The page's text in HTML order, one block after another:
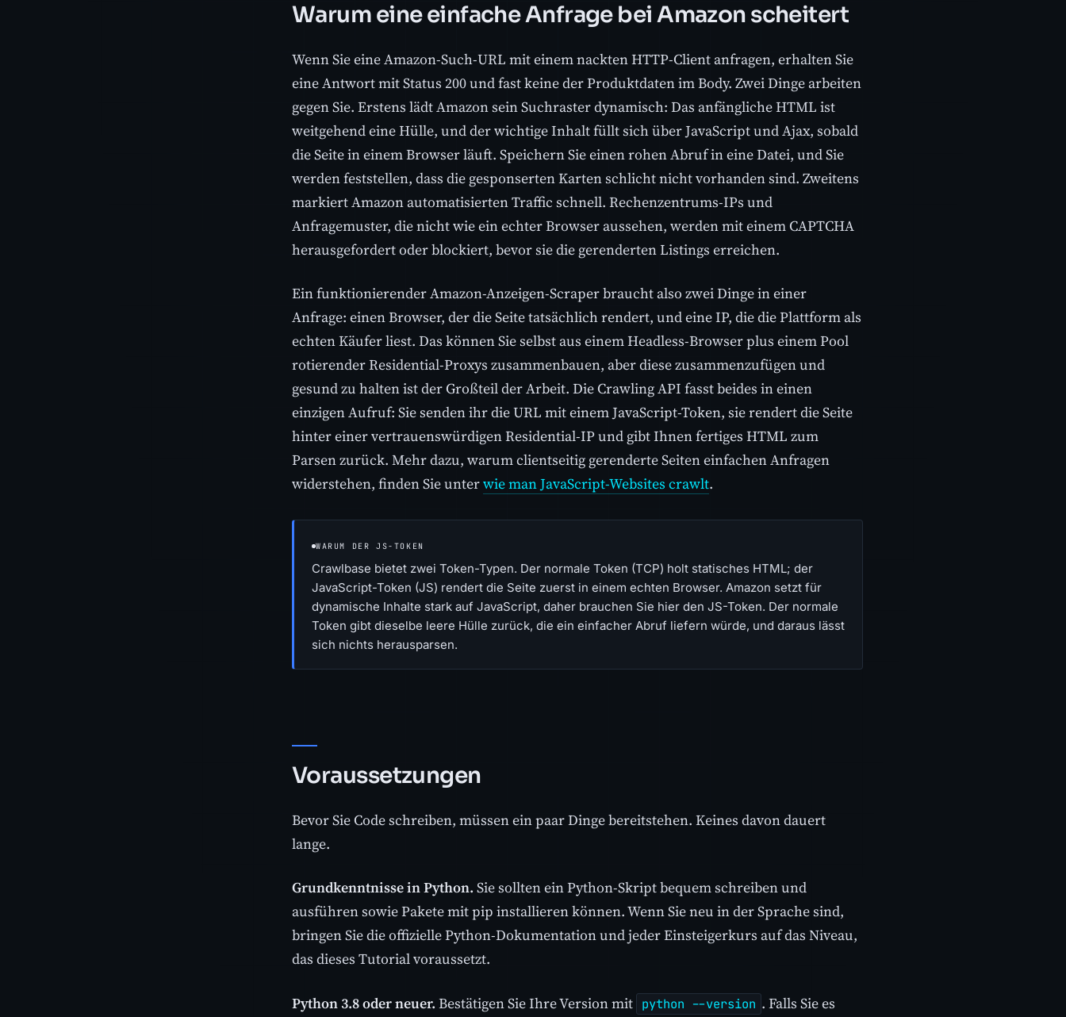
Warum eine einfache Anfrage bei Amazon scheitert
Wenn Sie eine Amazon-Such-URL mit einem nackten HTTP-Client anfragen, erhalten Sie
eine Antwort mit Status 200 und fast keine der Produktdaten im Body. Zwei Dinge arbeiten
gegen Sie. Erstens lädt Amazon sein Suchraster dynamisch: Das anfängliche HTML ist
weitgehend eine Hülle, und der wichtige Inhalt füllt sich über JavaScript und Ajax, sobald
die Seite in einem Browser läuft. Speichern Sie einen rohen Abruf in eine Datei, und Sie
werden feststellen, dass die gesponserten Karten schlicht nicht vorhanden sind. Zweitens
markiert Amazon automatisierten Traffic schnell. Rechenzentrums-IPs und
Anfragemuster, die nicht wie ein echter Browser aussehen, werden mit einem CAPTCHA
herausgefordert oder blockiert, bevor sie die gerenderten Listings erreichen.
Ein funktionierender Amazon-Anzeigen-Scraper braucht also zwei Dinge in einer
Anfrage: einen Browser, der die Seite tatsächlich rendert, und eine IP, die die Plattform als
echten Käufer liest. Das können Sie selbst aus einem Headless-Browser plus einem Pool
rotierender Residential-Proxys zusammenbauen, aber diese zusammenzufügen und
gesund zu halten ist der Großteil der Arbeit. Die Crawling API fasst beides in einen
einzigen Aufruf: Sie senden ihr die URL mit einem JavaScript-Token, sie rendert die Seite
hinter einer vertrauenswürdigen Residential-IP und gibt Ihnen fertiges HTML zum
Parsen zurück. Mehr dazu, warum clientseitig gerenderte Seiten einfachen Anfragen
widerstehen, finden Sie unterwie man JavaScript-Websites crawlt.
WARUM DER JS-TOKEN
Crawlbase bietet zwei Token-Typen. Der normale Token (TCP) holt statisches HTML; der
JavaScript-Token (JS) rendert die Seite zuerst in einem echten Browser. Amazon setzt für
dynamische Inhalte stark auf JavaScript, daher brauchen Sie hier den JS-Token. Der normale
Token gibt dieselbe leere Hülle zurück, die ein einfacher Abruf liefern würde, und daraus lässt
sich nichts herausparsen.
Voraussetzungen
Bevor Sie Code schreiben, müssen ein paar Dinge bereitstehen. Keines davon dauert
lange.
Grundkenntnisse in Python. Sie sollten ein Python-Skript bequem schreiben und
ausführen sowie Pakete mit pip installieren können. Wenn Sie neu in der Sprache sind,
bringen Sie die offizielle Python-Dokumentation und jeder Einsteigerkurs auf das Niveau,
das dieses Tutorial voraussetzt.
Python 3.8 oder neuer. Bestätigen Sie Ihre Version mit python --version . Falls Sie es